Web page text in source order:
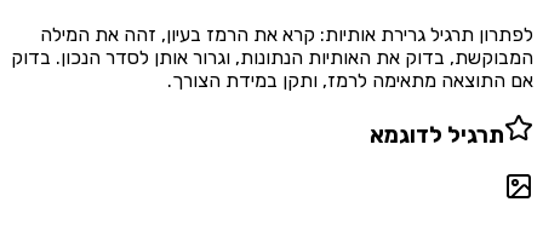
לפתרון תרגיל גרירת אותיות: קרא את הרמז בעיון, זהה את המילה
המבוקשת, בדוק את האותיות הנתונות, וגרור אותן לסדר הנכון. בדוק
אם התוצאה מתאימה לרמז, ותקן במידת הצורך.
תרגיל לדוגמא